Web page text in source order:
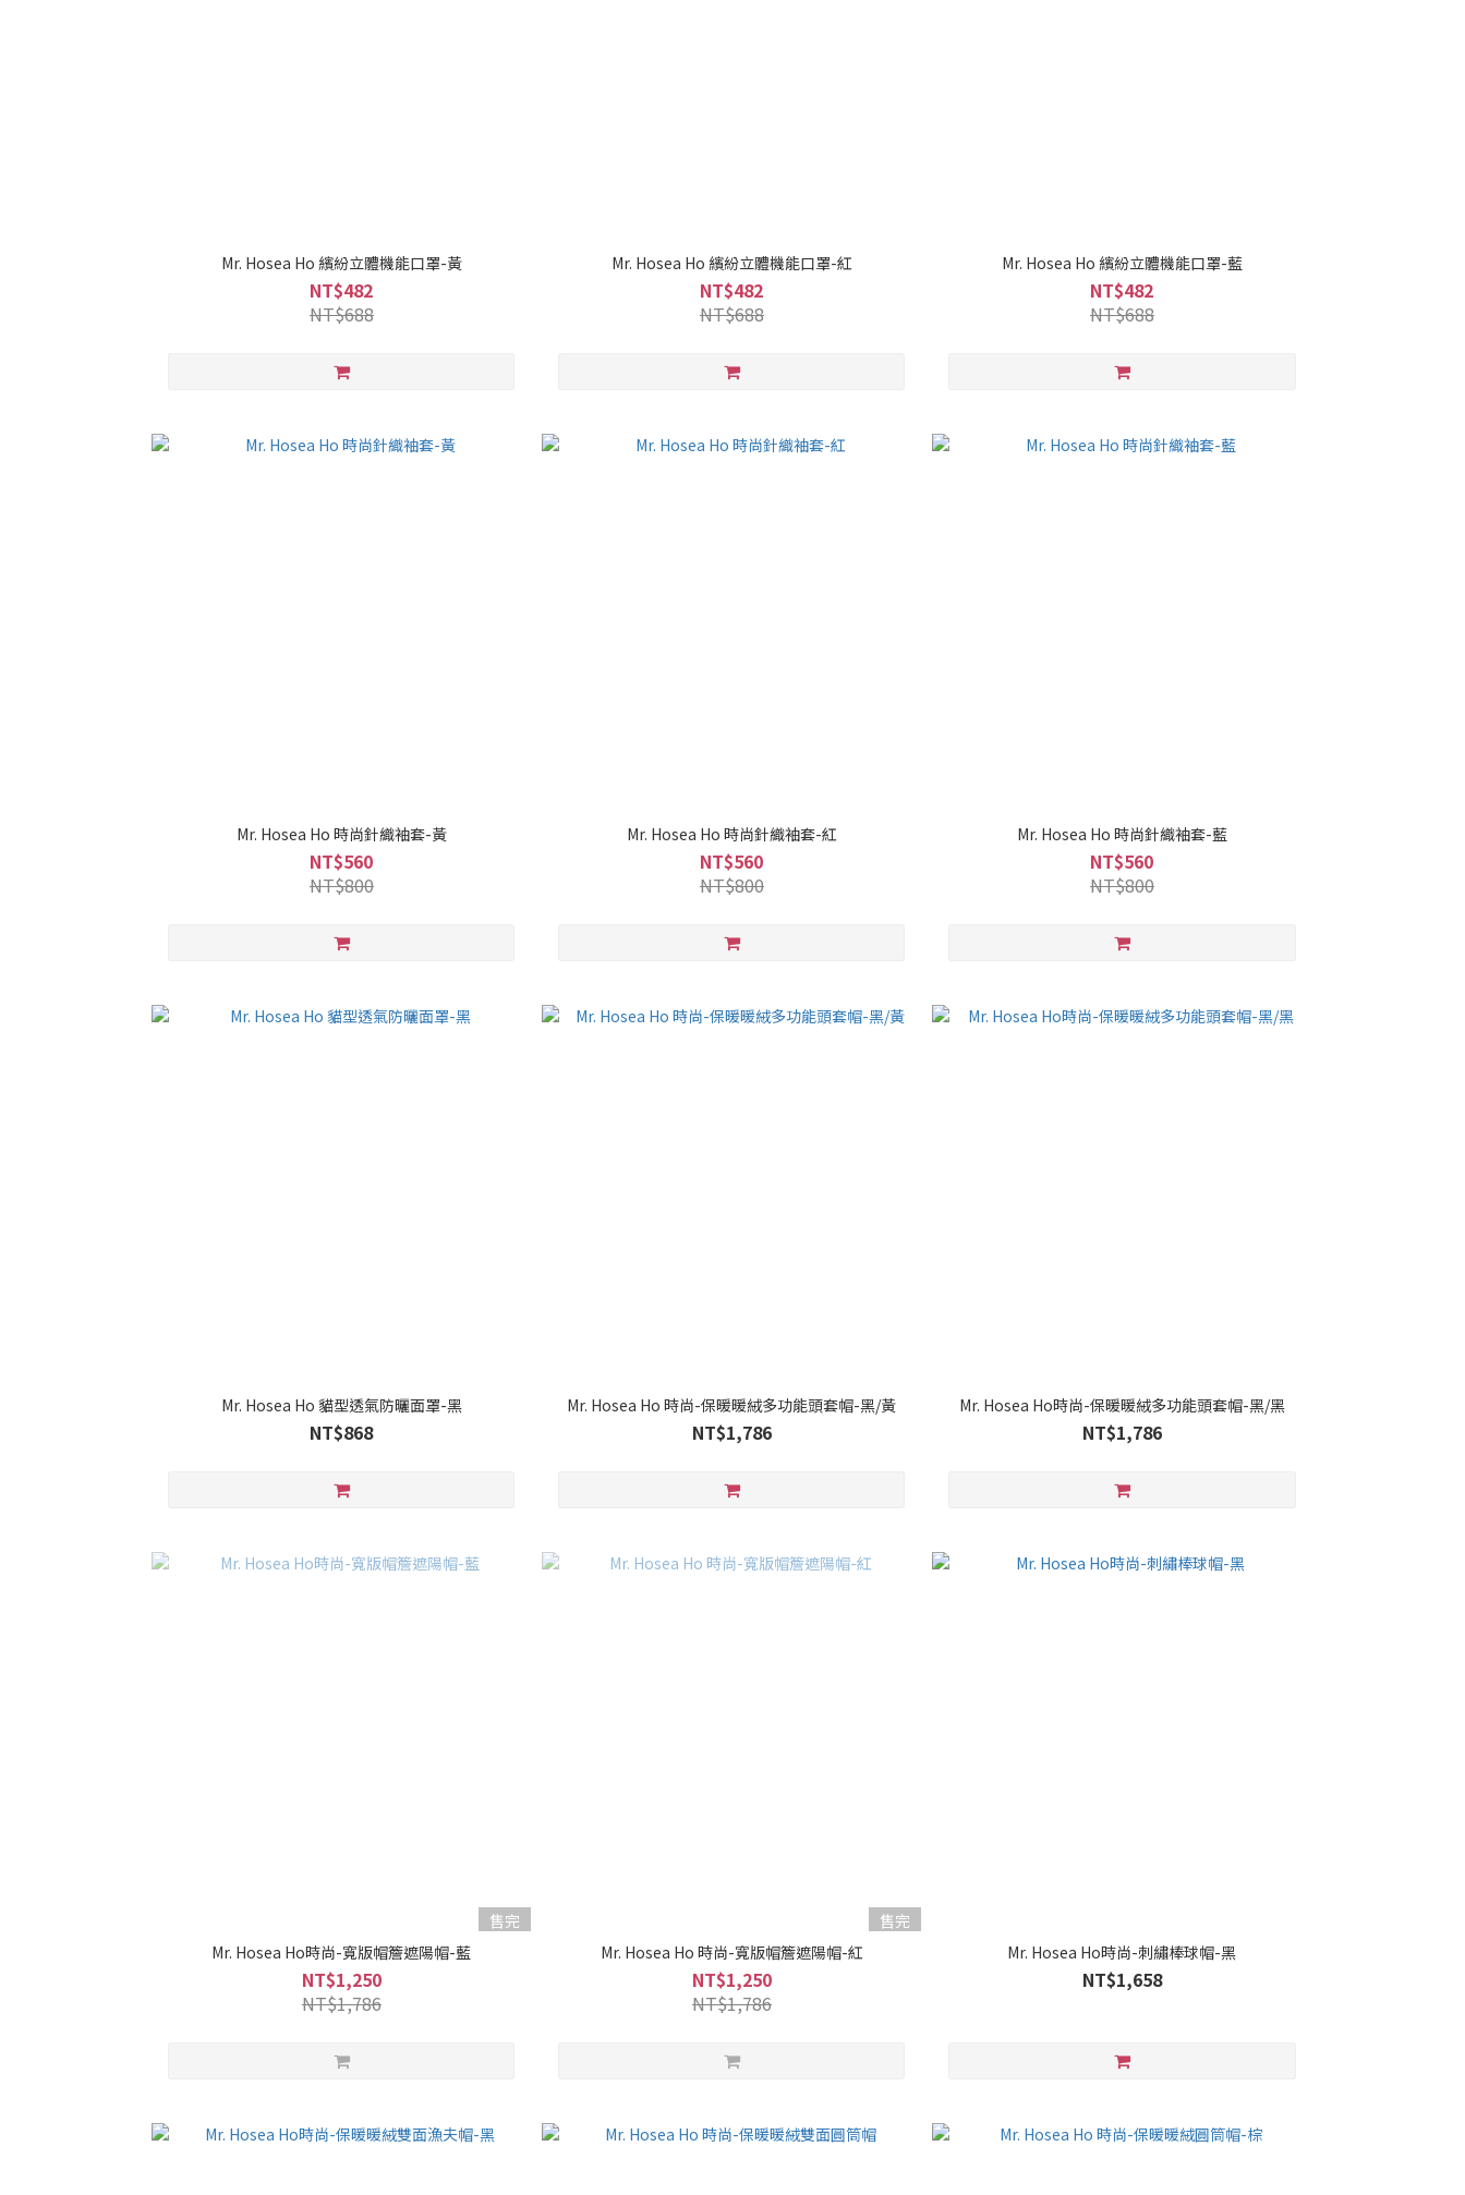
Mr. Hosea Ho 繽紛立體機能口罩-黃
NT$482
NT$688
Mr. Hosea Ho 繽紛立體機能口罩-紅
NT$482
NT$688
Mr. Hosea Ho 繽紛立體機能口罩-藍
NT$482
NT$688
Mr. Hosea Ho 時尚針織袖套-黃
NT$560
NT$800
Mr. Hosea Ho 時尚針織袖套-紅
NT$560
NT$800
Mr. Hosea Ho 時尚針織袖套-藍
NT$560
NT$800
Mr. Hosea Ho 貓型透氣防曬面罩-黑
NT$868
Mr. Hosea Ho 時尚-保暖暖絨多功能頭套帽-黑/黃
NT$1,786
Mr. Hosea Ho時尚-保暖暖絨多功能頭套帽-黑/黑
NT$1,786
售完
Mr. Hosea Ho時尚-寬版帽簷遮陽帽-藍
NT$1,250
NT$1,786
售完
Mr. Hosea Ho 時尚-寬版帽簷遮陽帽-紅
NT$1,250
NT$1,786
Mr. Hosea Ho時尚-刺繡棒球帽-黑
NT$1,658